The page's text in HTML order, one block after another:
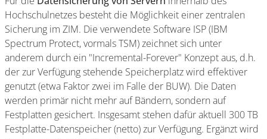
Hochschulnetzes besteht die Möglichkeit einer zentralen
Sicherung im ZIM. Die verwendete Software ISP (IBM
Spectrum Protect, vormals TSM) zeichnet sich unter
anderem durch ein "Incremental-Forever" Konzept aus, d.h.
der zur Verfügung stehende Speicherplatz wird effektiver
genutzt (etwa Faktor zwei im Falle der BUW). Die Daten
werden primär nicht mehr auf Bändern, sondern auf
Festplatten gesichert. Insgesamt stehen dafür aktuell 300 TB
Festplatte-Datenspeicher (netto) zur Verfügung. Ergänzt wird